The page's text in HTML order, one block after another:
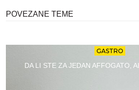
POVEZANE TEME
GASTRO
DA LI STE ZA JEDAN AFFOGATO,